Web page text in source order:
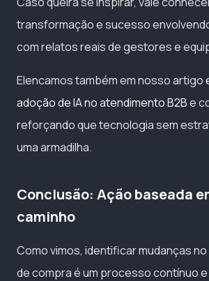
transformação e sucesso
com relatos reais de gestores e
Elencamos também em nosso artigo
adoção de IA no atendimento B2Be
reforçando que tecnologia sem
uma armadilha.
Conclusão: Ação baseada
caminho
Como vimos, identificar mudanças
de compra é um processo contínuo e